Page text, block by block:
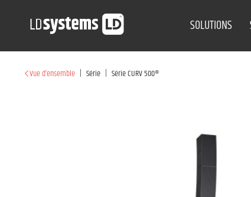
SOLUTIONS
Vue d’ensemble | Série | Série CURV 500®